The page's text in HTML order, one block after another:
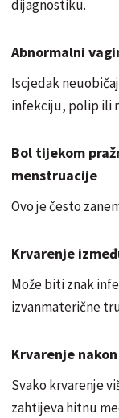
dijagnostiku.
Abnormalni
Iscjedak
infekciju, polip ili
Bol tijekom
menstruacije
Ovo je često
Krvarenje
Može biti znak
izvanmaterične
Krvarenje
Svako krvarenje
zahtijeva hitnu